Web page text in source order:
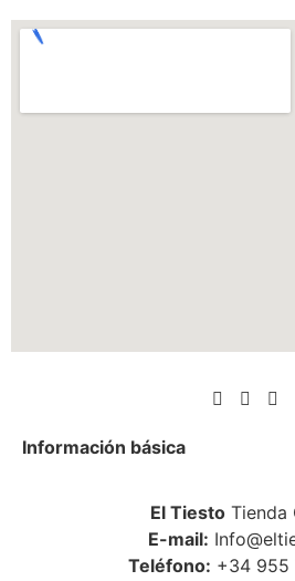
Información básica
El Tiesto Tienda
E-mail:
Teléfono: +34 955